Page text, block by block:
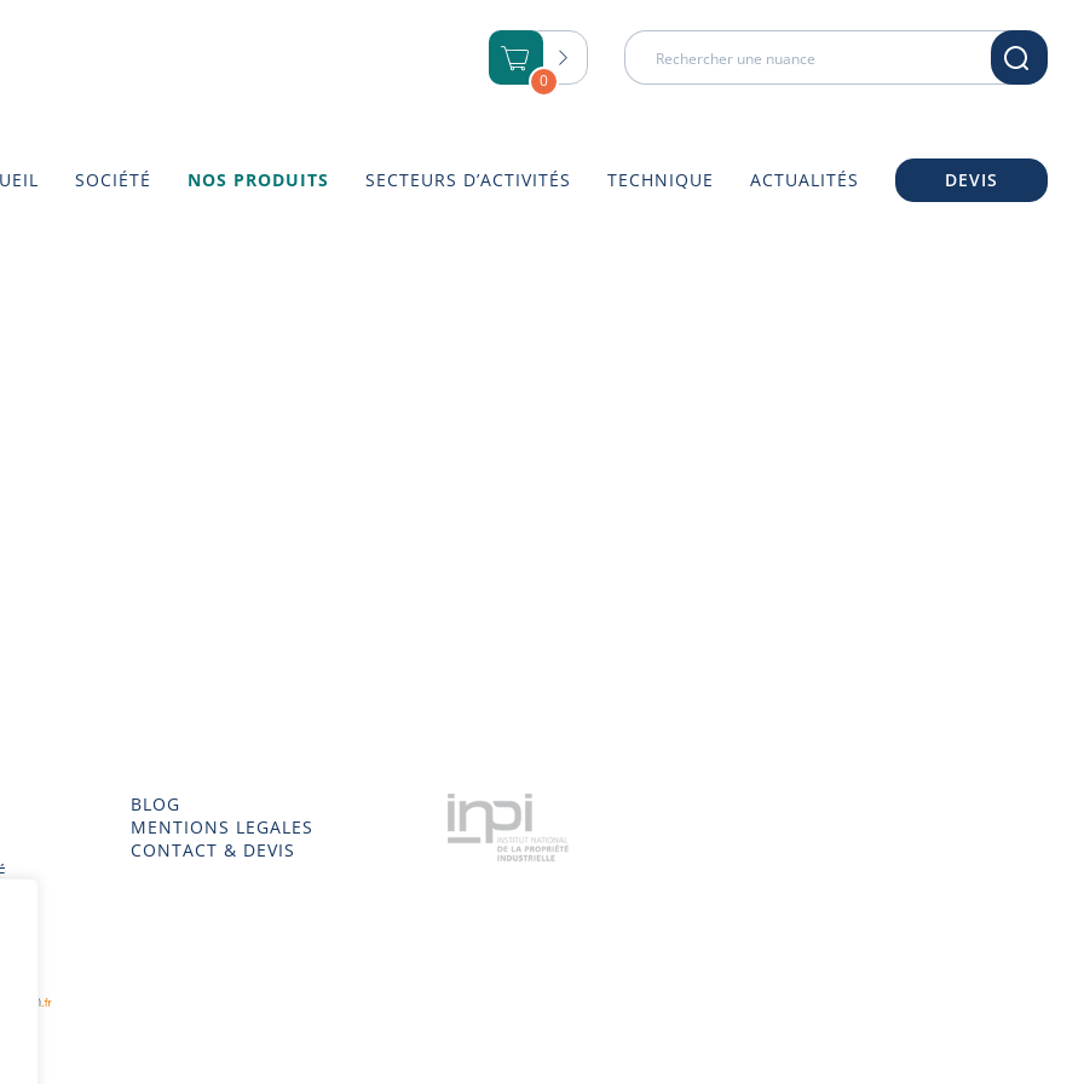
0
SOCIÉTÉ NOS PRODUITS SECTEURS D’ACTIVITÉS TECHNIQUE ACTUALITÉS DEVIS
BLOG
MENTIONS LEGALES
CONTACT & DEVIS